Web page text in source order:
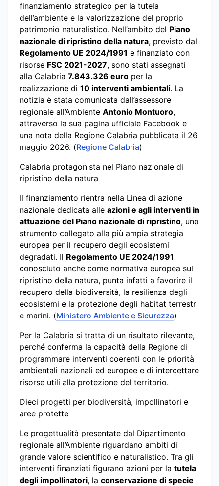
finanziamento strategico per la tutela
dell’ambiente e la valorizzazione del proprio
patrimonio naturalistico. Nell’ambito del Piano
nazionale di ripristino della natura, previsto dal
Regolamento UE 2024/1991 e finanziato con
risorse FSC 2021-2027, sono stati assegnati
alla Calabria 7.843.326 euro per la
realizzazione di 10 interventi ambientali. La
notizia è stata comunicata dall’assessore
regionale all’Ambiente Antonio Montuoro,
attraverso la sua pagina ufficiale Facebook e
una nota della Regione Calabria pubblicata il 26
maggio 2026. (Regione Calabria)
Calabria protagonista nel Piano nazionale di
ripristino della natura
Il finanziamento rientra nella Linea di azione
nazionale dedicata alle azioni e agli interventi in
attuazione del Piano nazionale di ripristino, uno
strumento collegato alla più ampia strategia
europea per il recupero degli ecosistemi
degradati. Il Regolamento UE 2024/1991,
conosciuto anche come normativa europea sul
ripristino della natura, punta infatti a favorire il
recupero della biodiversità, la resilienza degli
ecosistemi e la protezione degli habitat terrestri
e marini. (Ministero Ambiente e Sicurezza)
Per la Calabria si tratta di un risultato rilevante,
perché conferma la capacità della Regione di
programmare interventi coerenti con le priorità
ambientali nazionali ed europee e di intercettare
risorse utili alla protezione del territorio.
Dieci progetti per biodiversità, impollinatori e
aree protette
Le progettualità presentate dal Dipartimento
regionale all’Ambiente riguardano ambiti di
grande valore scientifico e naturalistico. Tra gli
interventi finanziati figurano azioni per la tutela
degli impollinatori, la conservazione di specie